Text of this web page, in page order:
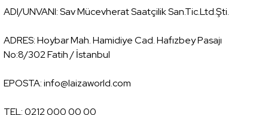
ADI/UNVANI: Sav Mücevherat Saatçilik San.Tic.Ltd.Şti.
ADRES: Hoybar Mah. Hamidiye Cad. Hafızbey Pasajı
No:8/302 Fatih / İstanbul
EPOSTA: info@laizaworld.com
TEL: 0212 000 00 00